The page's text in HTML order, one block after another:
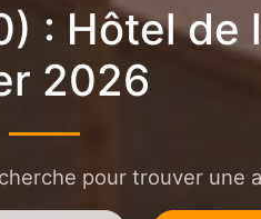
: Hôtel de
2026
pour trouver une